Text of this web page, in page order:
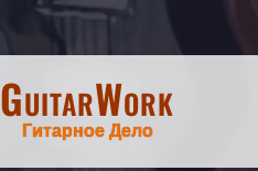
GuitarWork
Гитарное Дело